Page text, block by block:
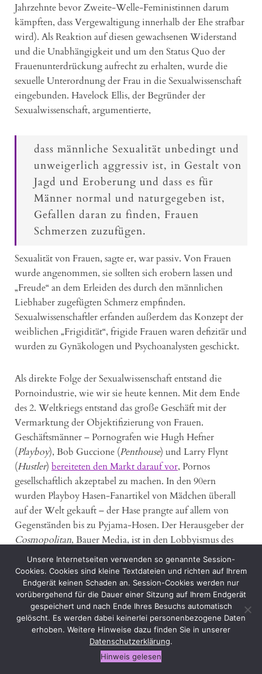
Jahrzehnte bevor Zweite-Welle-Feministinnen darum
kämpften, dass Vergewaltigung innerhalb der Ehe strafbar
wird). Als Reaktion auf diesen gewachsenen Widerstand
und die Unabhängigkeit und um den Status Quo der
Frauenunterdrückung aufrecht zu erhalten, wurde die
sexuelle Unterordnung der Frau in die Sexualwissenschaft
eingebunden. Havelock Ellis, der Begründer der
Sexualwissenschaft, argumentierte,
dass männliche Sexualität unbedingt und
unweigerlich aggressiv ist, in Gestalt von
Jagd und Eroberung und dass es für
Männer normal und naturgegeben ist,
Gefallen daran zu finden, Frauen
Schmerzen zuzufügen.
Sexualität von Frauen, sagte er, war passiv. Von Frauen
wurde angenommen, sie sollten sich erobern lassen und
„Freude“ an dem Erleiden des durch den männlichen
Liebhaber zugefügten Schmerz empfinden.
Sexualwissenschaftler erfanden außerdem das Konzept der
weiblichen „Frigidität“, frigide Frauen waren defizitär und
wurden zu Gynäkologen und Psychoanalysten geschickt.
Als direkte Folge der Sexualwissenschaft entstand die
Pornoindustrie, wie wir sie heute kennen. Mit dem Ende
des 2. Weltkriegs entstand das große Geschäft mit der
Vermarktung der Objektifizierung von Frauen.
Geschäftsmänner – Pornografen wie Hugh Hefner
(Playboy), Bob Guccione (Penthouse) und Larry Flynt
(Hustler) bereiteten den Markt darauf vor, Pornos
gesellschaftlich akzeptabel zu machen. In den 90ern
wurden Playboy Hasen-Fanartikel von Mädchen überall
auf der Welt gekauft – der Hase prangte auf allem von
Gegenständen bis zu Pyjama-Hosen. Der Herausgeber der
Cosmopolitan, Bauer Media, ist in den Lobbyismus des
globalen Sexhandels involviert und hielt einst die Lizenz
für den deutschen Playboy. „Es war eine andere Welt“, sagt
die feministische Autorin Gail Dines, „nachdem Hefner
die kulturellen, ökonomischen und legalen Schranken
gegen die Massenproduktion und Verbreitung von
Pornografie beseitigt hatte.“ Heute wird sogar darüber
diskutiert, ob Poledancing eine schulische
achtjährige Mädchen sein könnte.
Unsere Internetseiten verwenden so genannte Session-
Cookies. Cookies sind kleine Textdateien und richten auf Ihrem
Endgerät keinen Schaden an. Session-Cookies werden nur
vorübergehend für die Dauer einer Sitzung auf Ihrem Endgerät
gespeichert und nach Ende Ihres Besuchs automatisch
gelöscht. Es werden dabei keinerlei personenbezogene Daten
erhoben. Weitere Hinweise dazu finden Sie in unserer
Datenschutzerklärung.
Hinweis gelesen